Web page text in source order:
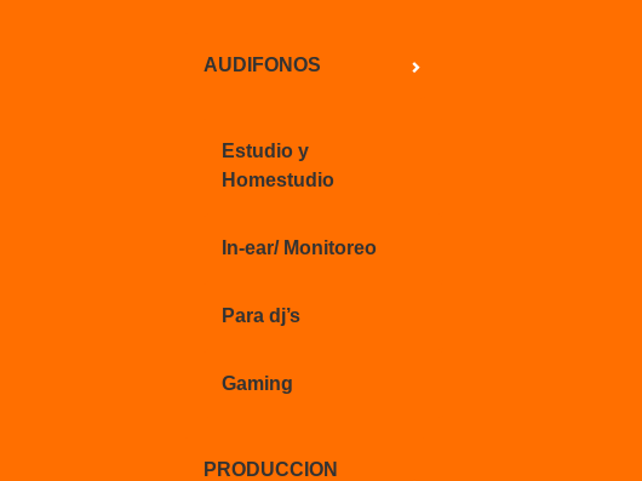
AUDIFONOS
Estudio y
Homestudio
In-ear/ Monitoreo
Para dj’s
Gaming
PRODUCCION